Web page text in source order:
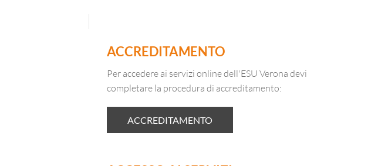
ACCREDITAMENTO
Per accedere ai servizi online dell'ESU Verona devi
completare la procedura di accreditamento:
ACCREDITAMENTO